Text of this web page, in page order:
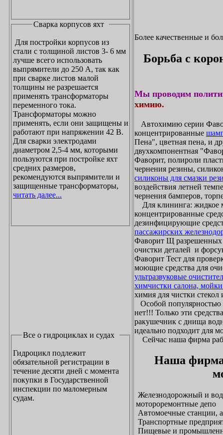
Сварка корпусов яхт
Для постройки корпусов из
стали с толщиной листов 3- 6 мм
лучше всего использовать
выпрямители до 250 А, так как
при сварке листов малой
толщины не разрешается
применять трансформаторы
переменного тока.
Трансформаторы можно
применять, если они защищены и
работают при напряжении 42 В.
Для сварки электродами
диаметром 2,5-4 мм, которыми
пользуются при постройке яхт
средних размеров,
рекомендуются выпрямители и
защищенные трансформаторы,
читать далее...
Все о гидроциклах и судах
Гидроцикл подлежит
обязательной регистрации в
течение десяти дней с момента
покупки в Государственной
инспекции по маломерным
судам.
Более качественные и
Борьба с
Мы проводим
химию.
Автохимию серии
концентрированные
Пена", цветная пена, и
двухкомпонентная
Фаворит, полироли
чернения резины,
силиконы для смазки
воздействия летней
чернения бамперов,
Для клининга: жидкое
концентрированные
дезинфицирующие
пассажирских
Фаворит Щ
очистки деталей и
Фаворит Тест для
моющие средства для
ультразвуковые
химчистки салона,
химия для чистки стекол
Особой популярностью
нет!!! Только эти
ракушечник с днища
идеально подходит для
Сейчас наша фирма
Наша фирма
Железнодорожный и
мотороремонтные депо
Автомоечные станции,
Транспортные
Пищевые и